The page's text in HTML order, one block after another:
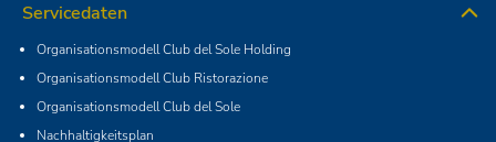
Servicedaten
Organisationsmodell Club del Sole Holding
Organisationsmodell Club Ristorazione
Organisationsmodell Club del Sole
Nachhaltigkeitsplan